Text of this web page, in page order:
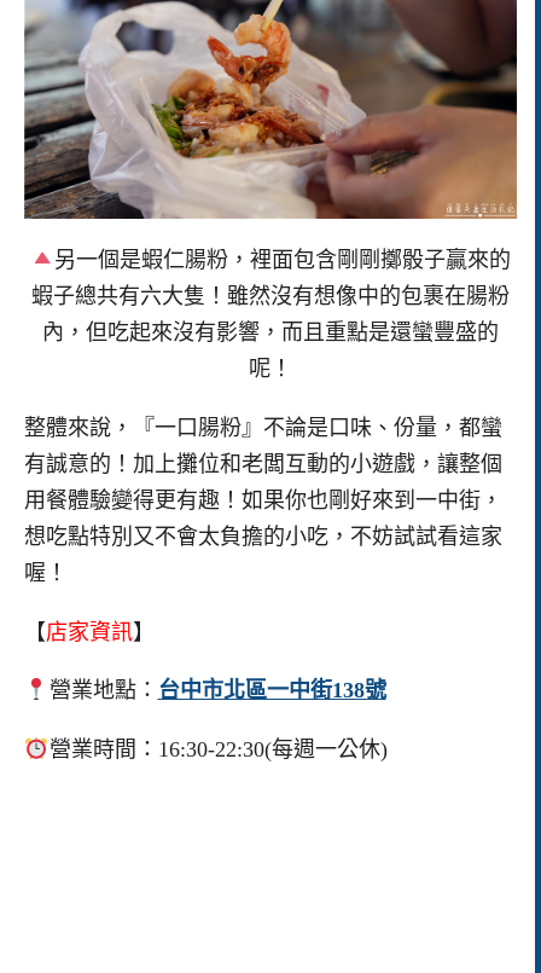
另一個是蝦仁腸粉，裡面包含剛剛擲骰子贏來的
蝦子總共有六大隻！雖然沒有想像中的包裹在腸粉
內，但吃起來沒有影響，而且重點是還蠻豐盛的
呢！
整體來說，『一口腸粉』不論是口味、份量，都蠻
有誠意的！加上攤位和老闆互動的小遊戲，讓整個
用餐體驗變得更有趣！如果你也剛好來到一中街，
想吃點特別又不會太負擔的小吃，不妨試試看這家
喔！
【店家資訊】
營業地點： 台中市北區一中街138號
營業時間：16:30-22:30(每週一公休)